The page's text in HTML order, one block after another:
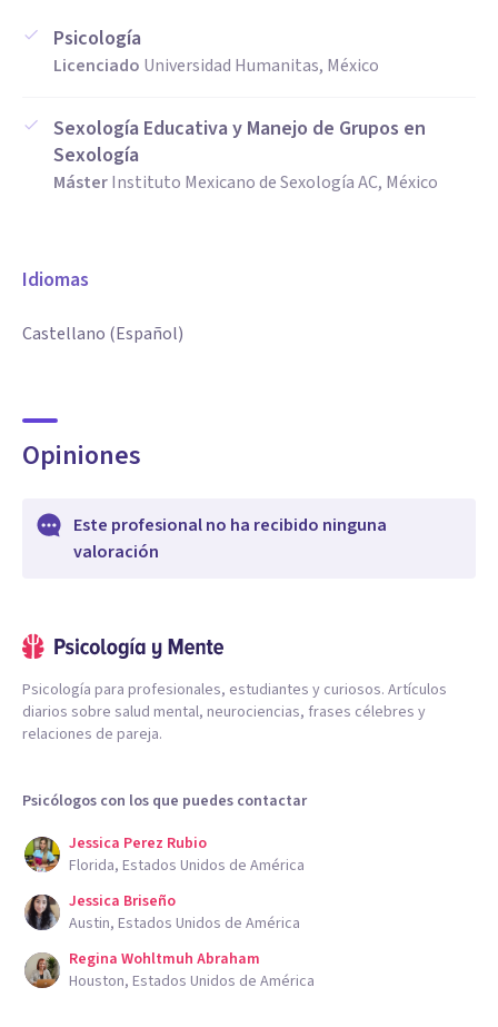
Psicología
Licenciado Universidad Humanitas, México
Sexología Educativa y Manejo de Grupos en
Sexología
MásterInstituto Mexicano de Sexología AC, México
Idiomas
Castellano (Español)
Opiniones
Este profesional no ha recibido ninguna
valoración
Psicología para profesionales, estudiantes y curiosos. Artículos
diarios sobre salud mental, neurociencias, frases célebres y
relaciones de pareja.
Psicólogos con los que puedes contactar
Jessica Perez Rubio
Florida, Estados Unidos de América
Jessica Briseño
Austin, Estados Unidos de América
Regina Wohltmuh Abraham
Houston, Estados Unidos de América